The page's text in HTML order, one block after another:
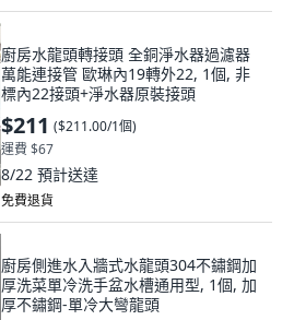
廚房水龍頭轉接頭 全銅淨水器過濾器
萬能連接管 歐琳內19轉外22, 1個, 非
標內22接頭+淨水器原裝接頭
$211 ($211.00/1個)
運費 $67
8/22 預計送達
免費退貨
廚房側進水入牆式水龍頭304不鏽鋼加
厚洗菜單冷洗手盆水槽通用型, 1個, 加
厚不鏽鋼-單冷大彎龍頭